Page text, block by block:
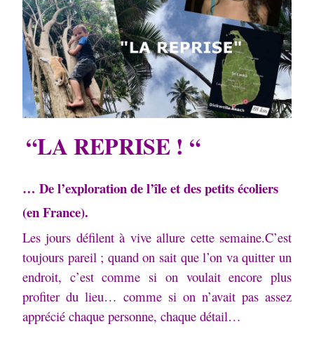
“LA REPRISE ! “
… De l’exploration de l’île et des petits écoliers
(en France).
Les jours défilent à vive allure cette semaine.C’est
toujours pareil ; quand on sait que l’on va quitter un
endroit, c’est comme si on voulait encore plus
profiter du lieu… comme si on n’avait pas assez
apprécié chaque personne, chaque détail…